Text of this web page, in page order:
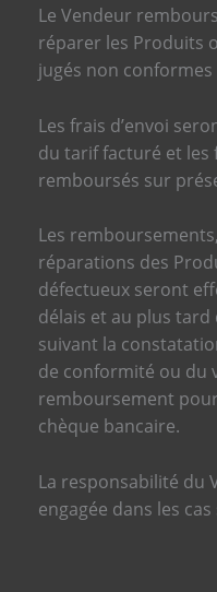
Le Vendeur
réparer les Produits
jugés non
Les frais d’envoi
du tarif facturé et
remboursés sur
Les
réparations des
défectueux seront
délais et au plus tard
suivant la
de conformité ou du
remboursement
chèque bancaire.
La responsabilité du
engagée dans les